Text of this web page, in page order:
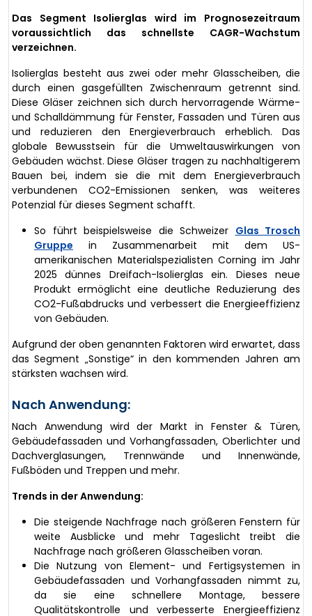
Das Segment Isolierglas wird im Prognosezeitraum
voraussichtlich das schnellste CAGR-Wachstum
verzeichnen.
Isolierglas besteht aus zwei oder mehr Glasscheiben, die
durch einen gasgefüllten Zwischenraum getrennt sind.
Diese Gläser zeichnen sich durch hervorragende Wärme-
und Schalldämmung für Fenster, Fassaden und Türen aus
und reduzieren den Energieverbrauch erheblich. Das
globale Bewusstsein für die Umweltauswirkungen von
Gebäuden wächst. Diese Gläser tragen zu nachhaltigerem
Bauen bei, indem sie die mit dem Energieverbrauch
verbundenen CO2-Emissionen senken, was weiteres
Potenzial für dieses Segment schafft.
So führt beispielsweise die Schweizer Glas Trosch
Gruppe in Zusammenarbeit mit dem US-
amerikanischen Materialspezialisten Corning im Jahr
2025 dünnes Dreifach-Isolierglas ein. Dieses neue
Produkt ermöglicht eine deutliche Reduzierung des
CO2-Fußabdrucks und verbessert die Energieeffizienz
von Gebäuden.
Aufgrund der oben genannten Faktoren wird erwartet, dass
das Segment „Sonstige“ in den kommenden Jahren am
stärksten wachsen wird.
Nach Anwendung:
Nach Anwendung wird der Markt in Fenster & Türen,
Gebäudefassaden und Vorhangfassaden, Oberlichter und
Dachverglasungen, Trennwände und Innenwände,
Fußböden und Treppen und mehr.
Trends in der Anwendung:
Die steigende Nachfrage nach größeren Fenstern für
weite Ausblicke und mehr Tageslicht treibt die
Nachfrage nach größeren Glasscheiben voran.
Die Nutzung von Element- und Fertigsystemen in
Gebäudefassaden und Vorhangfassaden nimmt zu,
da sie eine schnellere Montage, bessere
Qualitätskontrolle und verbesserte Energieeffizienz